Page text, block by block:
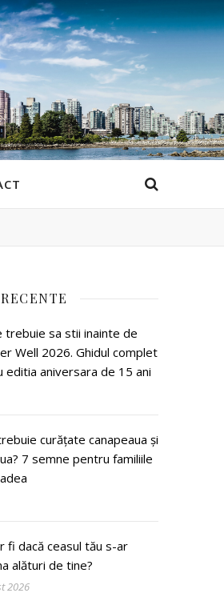
RECENTE
trebuie sa stii inainte de
Well 2026. Ghidul complet
editia aniversara de 15 ani
curățate canapeaua și
7 semne pentru familiile
fi dacă ceasul tău s-ar
alături de tine?
2026